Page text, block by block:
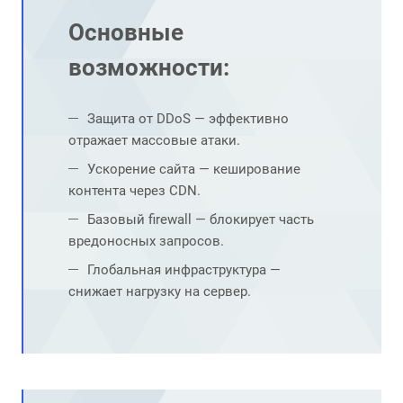
Основные
возможности:
Защита от DDoS — эффективно
отражает массовые атаки.
Ускорение сайта — кеширование
контента через CDN.
Базовый firewall — блокирует часть
вредоносных запросов.
Глобальная инфраструктура —
снижает нагрузку на сервер.